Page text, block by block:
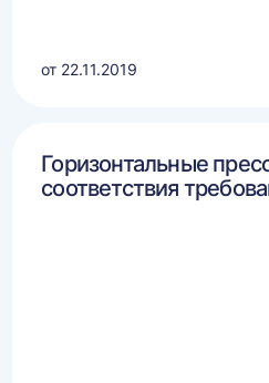
от 22.11.2019
Горизонтальные
соответствия